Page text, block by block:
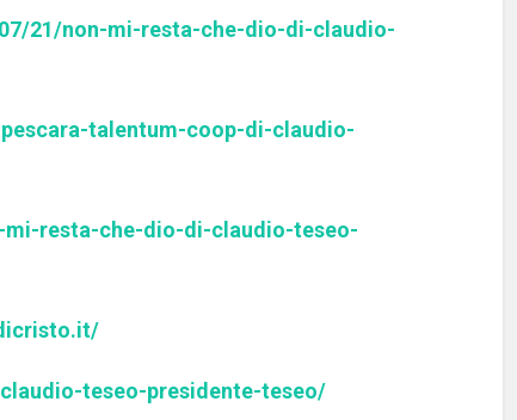
21/non-mi-resta-che-dio-di-claudio-
talentum-coop-di-claudio-
resta-che-dio-di-claudio-teseo-
teseo-presidente-teseo/